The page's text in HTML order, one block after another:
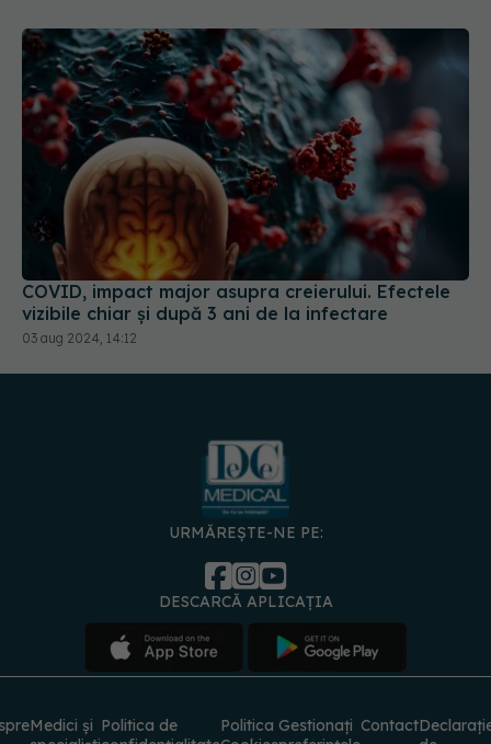
COVID, impact major asupra creierului. Efectele
vizibile chiar și după 3 ani de la infectare
03 aug 2024, 14:12
URMĂREȘTE-NE PE:
DESCARCĂ APLICAȚIA